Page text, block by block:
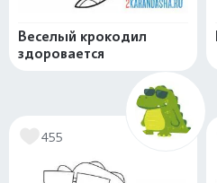
Веселый крокодил
здоровается
455